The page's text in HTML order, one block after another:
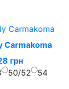
Carmakoma
грн
50/52 54